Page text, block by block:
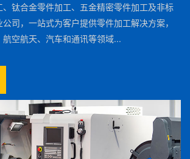
钛合金零件加工、五金精密零件加工及非标
司，一站式为客户提供零件加工解决方案，
空航天、汽车和通讯等领域...